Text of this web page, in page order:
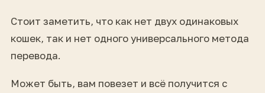
Стоит заметить, что как нет двух одинаковых
кошек, так и нет одного универсального метода
перевода.
Может быть, вам повезет и всё получится с